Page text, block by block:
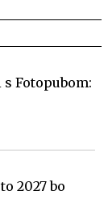
Fotopubom:
2027 bo